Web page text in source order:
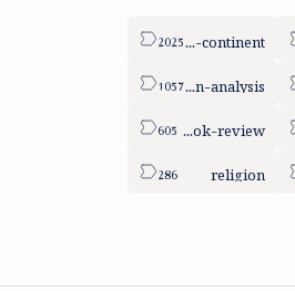
sub-continent
column-analysis
book-review
religion